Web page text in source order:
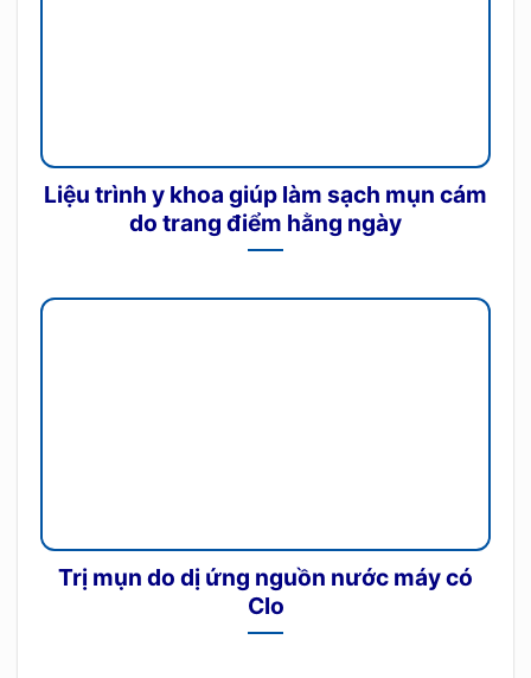
Liệu trình y khoa giúp làm sạch mụn cám
do trang điểm hằng ngày
Trị mụn do dị ứng nguồn nước máy có
Clo